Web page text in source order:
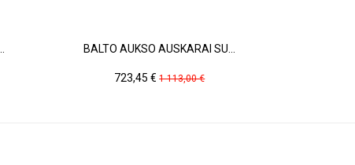
BALTO AUKSO AUSKARAI SU...
Kaina
723,45 € Pradinė
kaina
1 113,00 €